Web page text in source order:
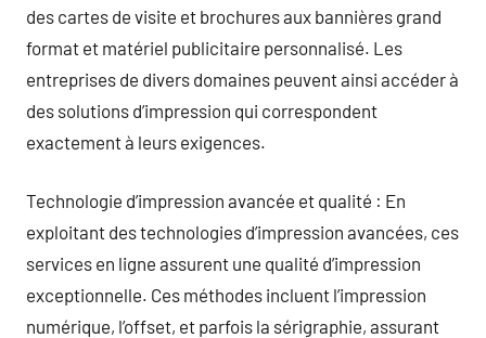
des cartes de visite et brochures aux bannières grand
format et matériel publicitaire personnalisé. Les
entreprises de divers domaines peuvent ainsi accéder à
des solutions d’impression qui correspondent
exactement à leurs exigences.
Technologie d’impression avancée et qualité : En
exploitant des technologies d’impression avancées, ces
services en ligne assurent une qualité d’impression
exceptionnelle. Ces méthodes incluent l’impression
numérique, l’offset, et parfois la sérigraphie, assurant